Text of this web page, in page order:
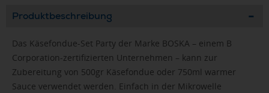
Produktbeschreibung
Das Käsefondue-Set Party der Marke BOSKA – einem B
Corporation-zertifizierten Unternehmen – kann zur
Zubereitung von 500gr Käsefondue oder 750ml warmer
Sauce verwendet werden. Einfach in der Mikrowelle